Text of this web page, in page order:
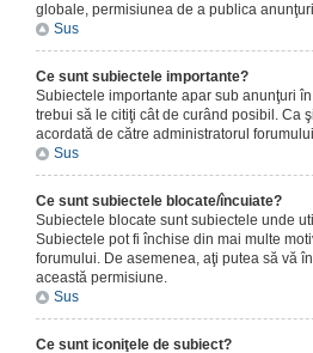
globale, permisiunea de a publica
Sus
Ce sunt subiectele importante?
Subiectele importante apar sub anunţuri
trebui să le citiţi cât de curând posibil. Ca
acordată de către administratorul
Sus
Ce sunt subiectele blocate/încuiate?
Subiectele blocate sunt subiectele unde
Subiectele pot fi închise din mai multe
forumului. De asemenea, aţi putea să vă
această permisiune.
Sus
Ce sunt iconiţele de subiect?